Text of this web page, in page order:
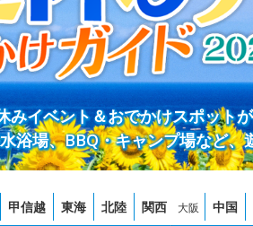
みイベント＆おでかけスポット
浴場、BBQ・キャンプ場など、
甲信越 東海 北陸 関西 大阪 中国